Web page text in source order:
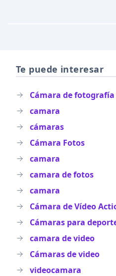
Te puede interesar
Cámara de
camara
cámaras
Cámara Fotos
camara
camara de fotos
camara
Cámara de Vídeo
Cámaras para
camara de video
Cámaras de video
videocamara